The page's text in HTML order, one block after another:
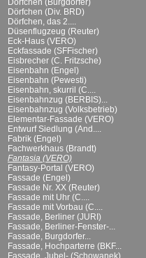
Dörfchen (Burgdorfer)
Dörfchen (Div. BRD)
Dörfchen, das 2....
Düsenflugzeug (Reuter)
Eck-Haus (VERO)
Eckfassade (SFFischer)
Eisbrecher (C. Fritzsche)
Eisenbahn (Engel)
Eisenbahn (Pewesti)
Eisenbahn, skurril (C....
Eisenbahnzug (BERBIS)...
Eisenbahnzug (Volksbetrieb)
Elementar-Fassade (VERO)
Entwurf Siedlung (And....
Fabrik (Engel)
Fachwerkhaus (Brandt)
Fantasia (VERO)
Fantasy-Portal (VERO)
Fassade (Engel)
Fassade Nr. XX (Reuter)
Fassade mit Uhr (C....
Fassade mit Vorbau (C....
Fassade, Berliner (JURI)
Fassade, Berliner-Fenster-...
Fassade, Burgdorfer...
Fassade, Hochparterre (BKF...
Fassade, Jubel- (Schowanek)